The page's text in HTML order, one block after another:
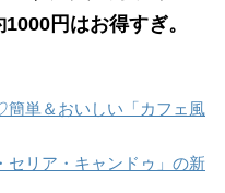
円はお得すぎ。
単＆おいしい「カフェ風
リア・キャンドゥ」の新